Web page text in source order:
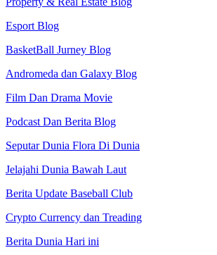
Esport Blog
BasketBall Jurney Blog
Andromeda dan Galaxy Blog
Film Dan Drama Movie
Podcast Dan Berita Blog
Seputar Dunia Flora Di Dunia
Jelajahi Dunia Bawah Laut
Berita Update Baseball Club
Crypto Currency dan Treading
Berita Dunia Hari ini